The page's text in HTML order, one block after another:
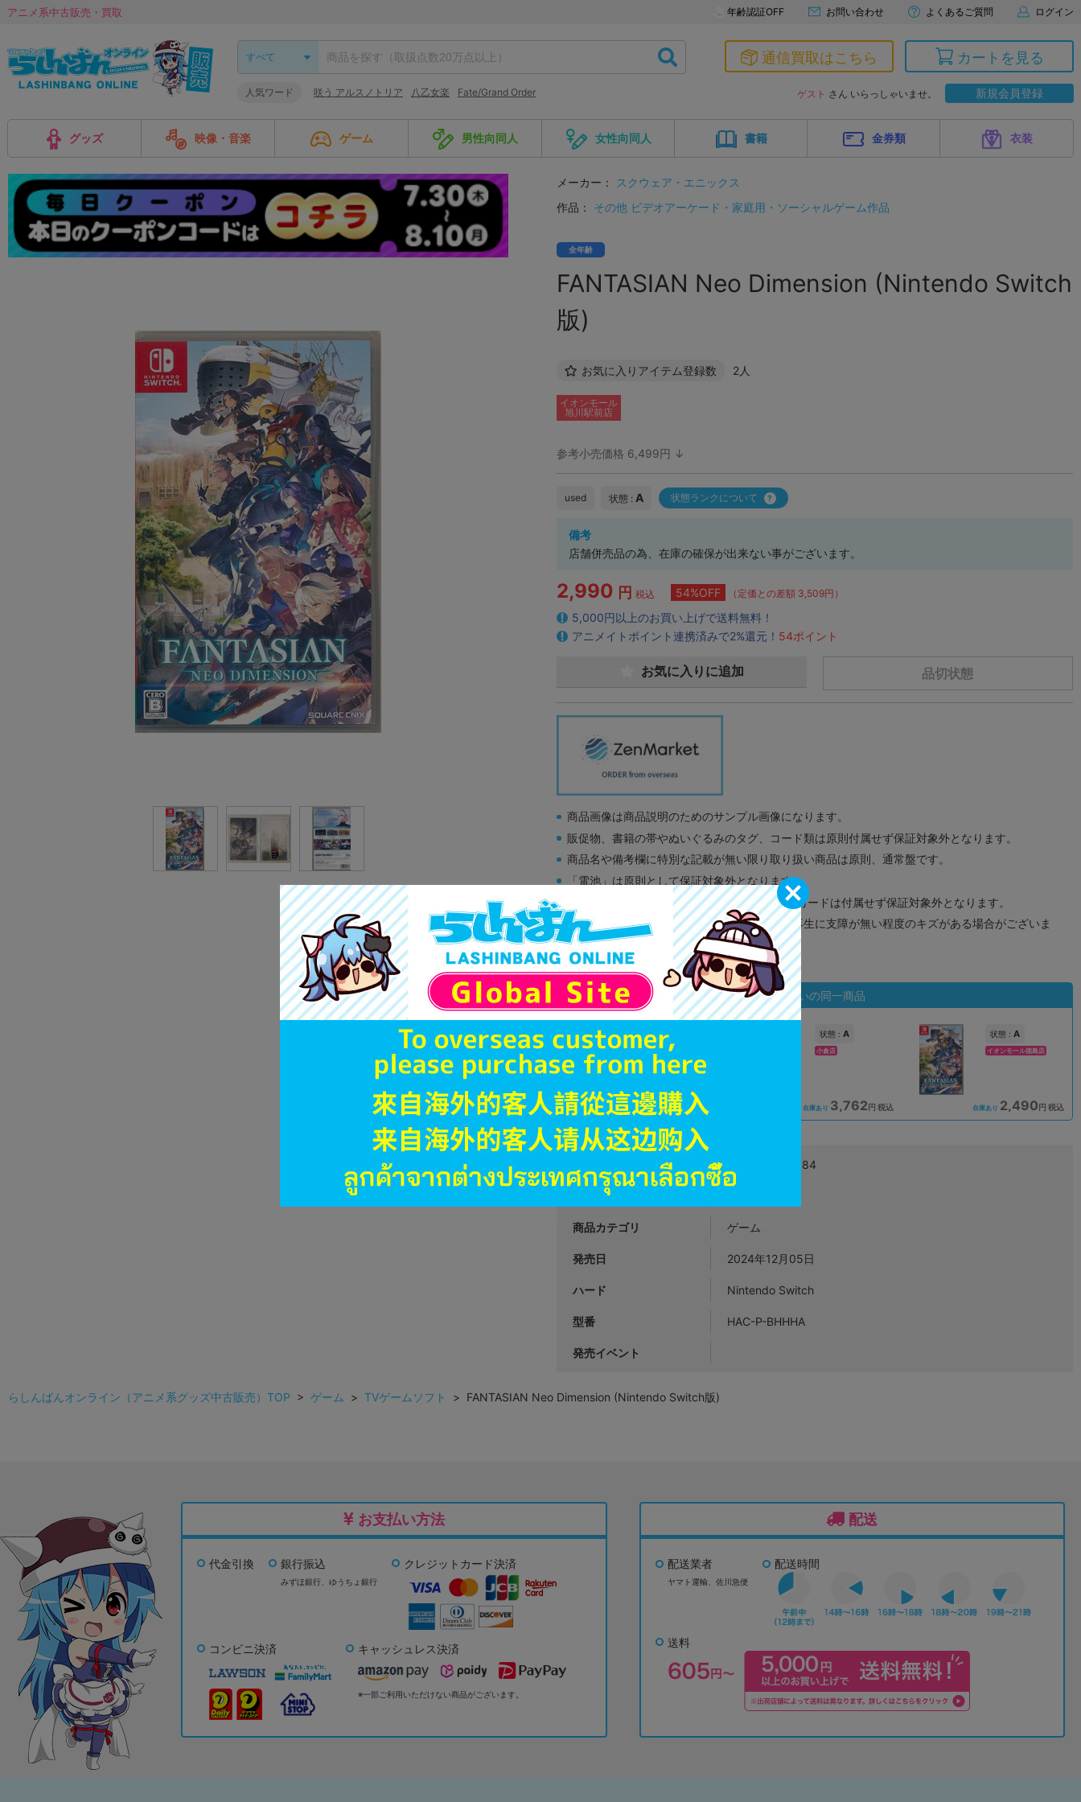
アニメ系中古販売・買取 年齢認証OFF お問い合わせ よくあるご質問 ログイン
人気ワード 咲う アルスノトリア 八乙女楽 Fate/Grand Order
通信買取はこちら カートを見る
ゲスト さん いらっしゃいませ。 新規会員登録
グッズ 映像・音楽 ゲーム 男性向同人 女性向同人 書籍 金券類 衣装
メーカー：
スクウェア・エニックス
作品：
その他 ビデオアーケード・家庭用・ソーシャルゲーム作品
全年齢
FANTASIAN Neo Dimension (Nintendo Switch
版)
お気に入りアイテム登録数 2人
イオンモール
旭川駅前店
参考小売価格 6,499円 ↓
used 状態 : A 状態ランクについて
備考
店舗併売品の為、在庫の確保が出来ない事がございます。
2,990 円 税込 54%OFF （定価との差額 3,509円）
5,000円以上のお買い上げで送料無料！
アニメイトポイント連携済みで2%還元！ 54ポイント
品切状態
お気に入りに追加
商品画像は商品説明のためのサンプル画像になります。
販促物、書籍の帯やぬいぐるみのタグ、コード類は原則付属せず保証対象外となります。
商品名や備考欄に特別な記載が無い限り取り扱い商品は原則、通常盤です。
「電池」は原則として保証対象外となります。
ゲーム機本体には、SDカードなどのメモリーカードは付属せず保証対象外となります。
ディスク類の読み取り面のキズに関しまして再生に支障が無い程度のキズがある場合がございま
す。
※詳細につきましてはコチラ
状態違いの同一商品
状態 :
オンライン
品切状態 2,990円 税込
状態 : A
小倉店
在庫あり 3,762円 税込
状態 : A
イオンモール徳島店
在庫あり 2,490円 税込
4988601011884
商品番号
商品カテゴリ ゲーム
発売日 2024年12月05日
ハード Nintendo Switch
型番 HAC-P-BHHHA
発売イベント
らしんばんオンライン（アニメ系グッズ中古販売）TOP > ゲーム > TVゲームソフト > FANTASIAN Neo Dimension (Nintendo Switch版)
お支払い方法
代金引換 銀行振込
みずほ銀行、 ゆうちょ銀行
クレジットカード決済
コンビニ決済 キャッシュレス決済
※一部ご利用いただけない商品がございます。
配送
配送業者
ヤマト運輸、佐川急便
配送時間
送料